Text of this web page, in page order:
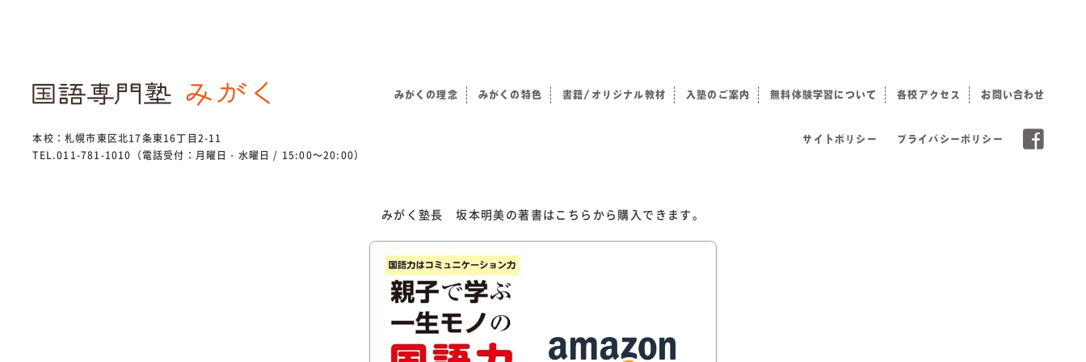
本校：札幌市東区北17条東16丁目2-11
TEL.011-781-1010（電話受付：月曜日・水曜日 / 15:00～20:00）
みがくの理念 みがくの特色 書籍/オリジナル教材 入塾のご案内 無料体験学習について 各校アクセス お問い合わせ
サイトポリシー プライバシーポリシー
みがく塾長 坂本明美の著書はこちらから購入できます。